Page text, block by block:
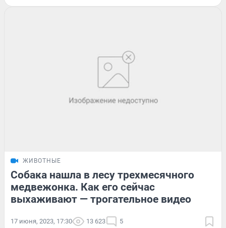
ЖИВОТНЫЕ
Собака нашла в лесу трехмесячного
медвежонка. Как его сейчас
выхаживают — трогательное видео
17 июня, 2023, 17:30 13 623 5